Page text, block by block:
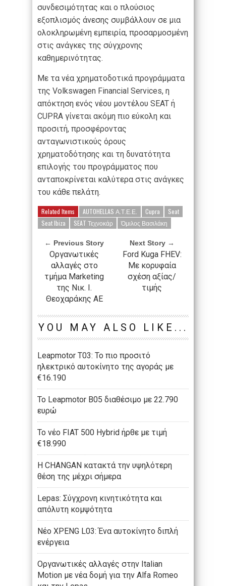
συνδεσιμότητας και ο πλούσιος
εξοπλισμός άνεσης συμβάλλουν σε μια
ολοκληρωμένη εμπειρία, προσαρμοσμένη
στις ανάγκες της σύγχρονης
καθημερινότητας.
Με τα νέα χρηματοδοτικά προγράμματα
της Volkswagen Financial Services, η
απόκτηση ενός νέου μοντέλου SEAT ή
CUPRA γίνεται ακόμη πιο εύκολη και
προσιτή, προσφέροντας
ανταγωνιστικούς όρους
χρηματοδότησης και τη δυνατότητα
επιλογής του προγράμματος που
ανταποκρίνεται καλύτερα στις ανάγκες
του κάθε πελάτη.
Related Items AUTOHELLAS Α.Τ.Ε.Ε. Cupra
Seat
Seat Ibiza
SEAT Τεχνοκάρ Όμιλος Βασιλάκη
← Previous Story
Οργανωτικές
αλλαγές στο
τμήμα Marketing
της Νικ. Ι.
Θεοχαράκης ΑΕ
Next Story →
Ford Kuga FΗΕV:
Με κορυφαία
σχέση αξίας/
τιμής
YOU MAY ALSO LIKE...
Leapmotor T03: Το πιο προσιτό
ηλεκτρικό αυτοκίνητο της αγοράς με
€16.190
Το Leapmotor B05 διαθέσιμο με 22.790
ευρώ
To νέο FIAT 500 Hybrid ήρθε με τιμή
€18.990
Η CHANGAN κατακτά την υψηλότερη
θέση της μέχρι σήμερα
Lepas: Σύγχρονη κινητικότητα και
απόλυτη κομψότητα
Νέο XPENG L03: Ένα αυτοκίνητο διπλή
ενέργεια
Οργανωτικές αλλαγές στην Italian
Motion με νέα δομή για την Alfa Romeo